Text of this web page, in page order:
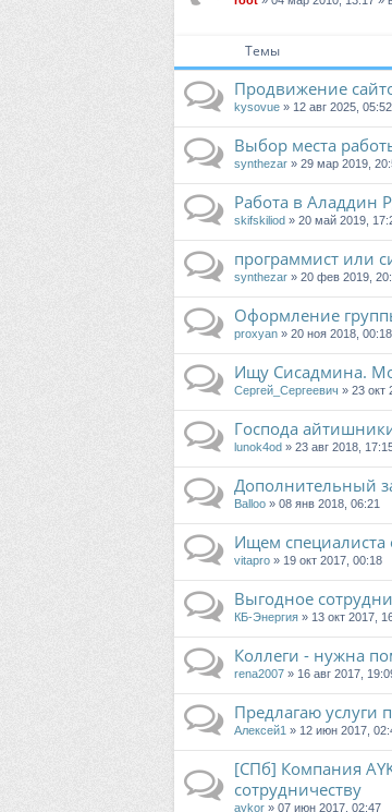
Темы
Продвижение
kysovue » 12 авг 2025, 05:52
Выбор места
synthezar » 29 мар 2019,
Работа в Аладдин
skifskiliod » 20 май 2019,
программист или
synthezar » 20 фев 2019,
Оформление
proxyan » 20 ноя 2018, 00:18
Ищу Сисадмина.
Сергей_Сергеевич » 23 окт
Господа
lunok4od » 23 авг 2018,
Дополнительный
Balloo » 08 янв 2018, 06:21
Ищем специалиста
vitapro » 19 окт 2017, 00:18
Выгодное
КБ-Энергия » 13 окт 2017,
Коллеги - нужна
rena2007 » 16 авг 2017,
Предлагаю услуги
Алексей1 » 12 июн 2017,
[СПб] Компания
сотрудничеству
aykor » 07 июн 2017, 02:47